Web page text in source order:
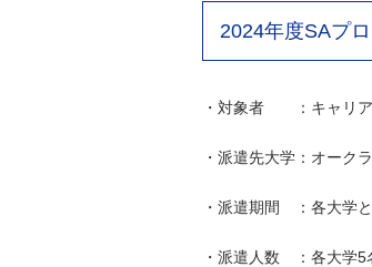
2024年度SAプ
・対象者 ：キャリア
・派遣先大学：オーク
・派遣期間 ：各大学
・派遣人数 ：各大学5